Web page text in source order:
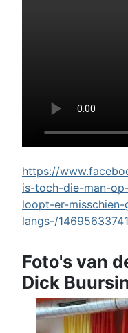
https://
is-toch-die-man-
loopt-er-
langs-/
Foto's van
Dick